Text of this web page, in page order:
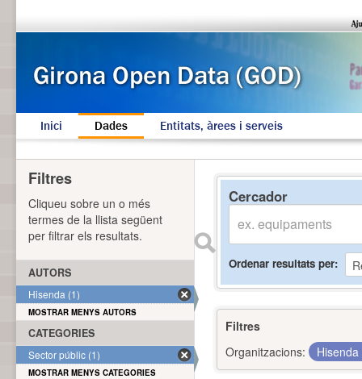
Inici Dades Entitats, àrees i serveis
Cercador
Ordenar resultats per
Filtres
Organitzacions:
Hisenda
Filtres
Cliqueu sobre un o més
termes de la llista següent
per filtrar els resultats.
AUTORS
Hisenda (1)
MOSTRAR MENYS AUTORS
CATEGORIES
Sector públic (1)
MOSTRAR MENYS CATEGORIES